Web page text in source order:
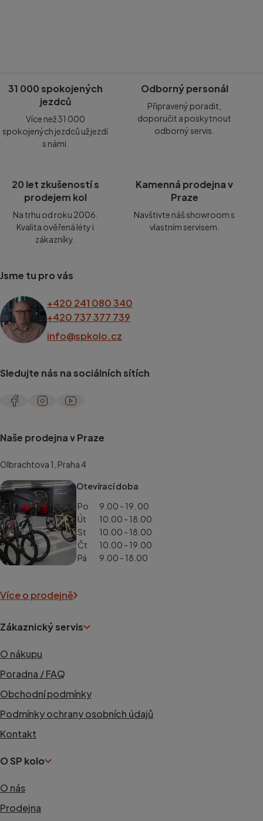
31 000 spokojených
jezdců
Více než 31 000
spokojených jezdců už jezdí
s námi.
Odborný personál
Připravený poradit,
doporučit a poskytnout
odborný servis.
20 let zkušeností s
prodejem kol
Na trhu od roku 2006.
Kvalita ověřená léty i
zákazníky.
Kamenná prodejna v
Praze
Navštivte náš showroom s
vlastním servisem.
Jsme tu pro vás
+420 241 080 340
+420 737 377 739
info@spkolo.cz
Sledujte nás na sociálních sítích
Naše prodejna v Praze
Olbrachtova 1, Praha 4
Otevírací doba
Po
9.00 - 19. 00
Út
10.00 - 18.00
St
10.00 - 18.00
Čt
10.00 - 19.00
Pá
9.00 - 18.00
Více o prodejně
Zákaznický servis
O nákupu
Poradna / FAQ
Obchodní podmínky
Podmínky ochrany osobních údajů
Kontakt
O SP kolo
O nás
Prodejna